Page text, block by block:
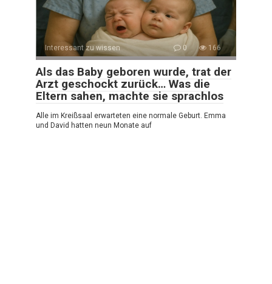
Interessant zu wissen 0 166
Als das Baby geboren wurde, trat der
Arzt geschockt zurück… Was die
Eltern sahen, machte sie sprachlos
Alle im Kreißsaal erwarteten eine normale Geburt. Emma
und David hatten neun Monate auf